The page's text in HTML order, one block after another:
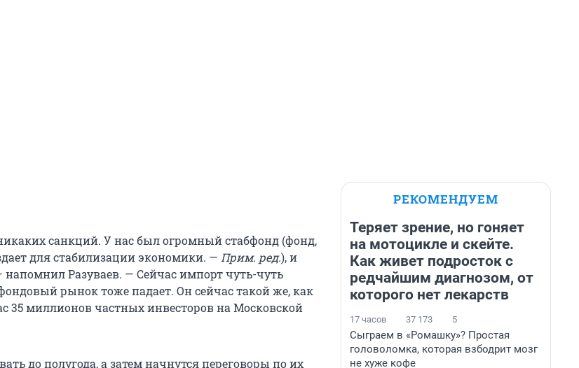
санкций. У нас был огромный стабфонд (фонд,
для стабилизации экономики. — Прим. ред.), и
Разуваев. — Сейчас импорт чуть-чуть
рынок тоже падает. Он сейчас такой же, как
35 миллионов частных инвесторов на Московской
до полугода, а затем начнутся переговоры по их
РЕКОМЕНДУЕМ
Теряет зрение, но гоняет
на мотоцикле и скейте.
Как живет подросток с
редчайшим диагнозом, от
которого нет лекарств
17 часов 37 173 5
Сыграем в «Ромашку»? Простая
головоломка, которая взбодрит мозг
не хуже кофе